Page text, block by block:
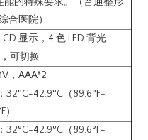
合医院）
显示，4 色 LED 背光
，可切换
，AAA*2
32°C-42.9°C（89.6°F-
）
32°C-42.9°C（89.6°F-